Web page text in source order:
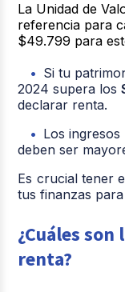
La Unidad de
referencia para
$49.799 para
Si tu
2024 supera los
declarar renta.
Los
deben ser
Es crucial tener
tus finanzas
¿Cuáles
renta?